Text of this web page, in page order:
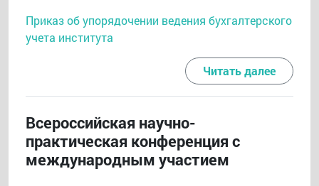
Приказ об упорядочении ведения бухгалтерского
учета института
Читать далее
Всероссийская научно-
практическая конференция с
международным участием